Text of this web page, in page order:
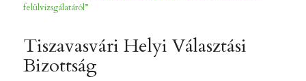
felülvizsgálatáról”
Tiszavasvári Helyi Választási
Bizottság